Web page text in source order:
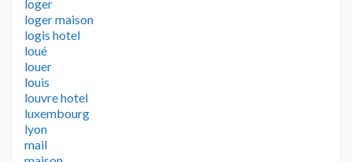
loger
loger maison
logis hotel
loué
louer
louis
louvre hotel
luxembourg
lyon
mail